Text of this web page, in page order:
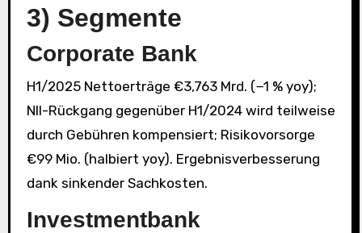
3) Segmente
Corporate Bank
H1/2025 Nettoerträge €3,763 Mrd. (−1 % yoy);
NII-Rückgang gegenüber H1/2024 wird teilweise
durch Gebühren kompensiert; Risikovorsorge
€99 Mio. (halbiert yoy). Ergebnisverbesserung
dank sinkender Sachkosten.
Investmentbank